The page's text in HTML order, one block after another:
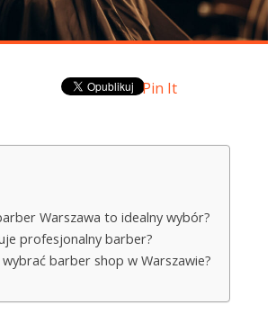
Pin It
Warszawa to idealny wybór?
profesjonalny barber?
barber shop w Warszawie?